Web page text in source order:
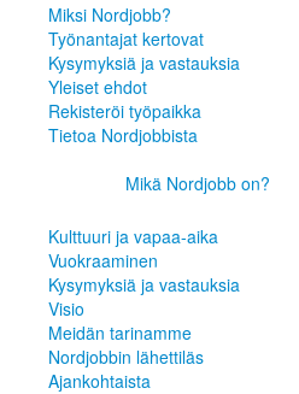
Miksi Nordjobb?
Työnantajat kertovat
Kysymyksiä ja vastauksia
Yleiset ehdot
Rekisteröi työpaikka
Tietoa Nordjobbista
Mikä Nordjobb on?
Kulttuuri ja vapaa-aika
Vuokraaminen
Kysymyksiä ja vastauksia
Visio
Meidän tarinamme
Nordjobbin lähettiläs
Ajankohtaista